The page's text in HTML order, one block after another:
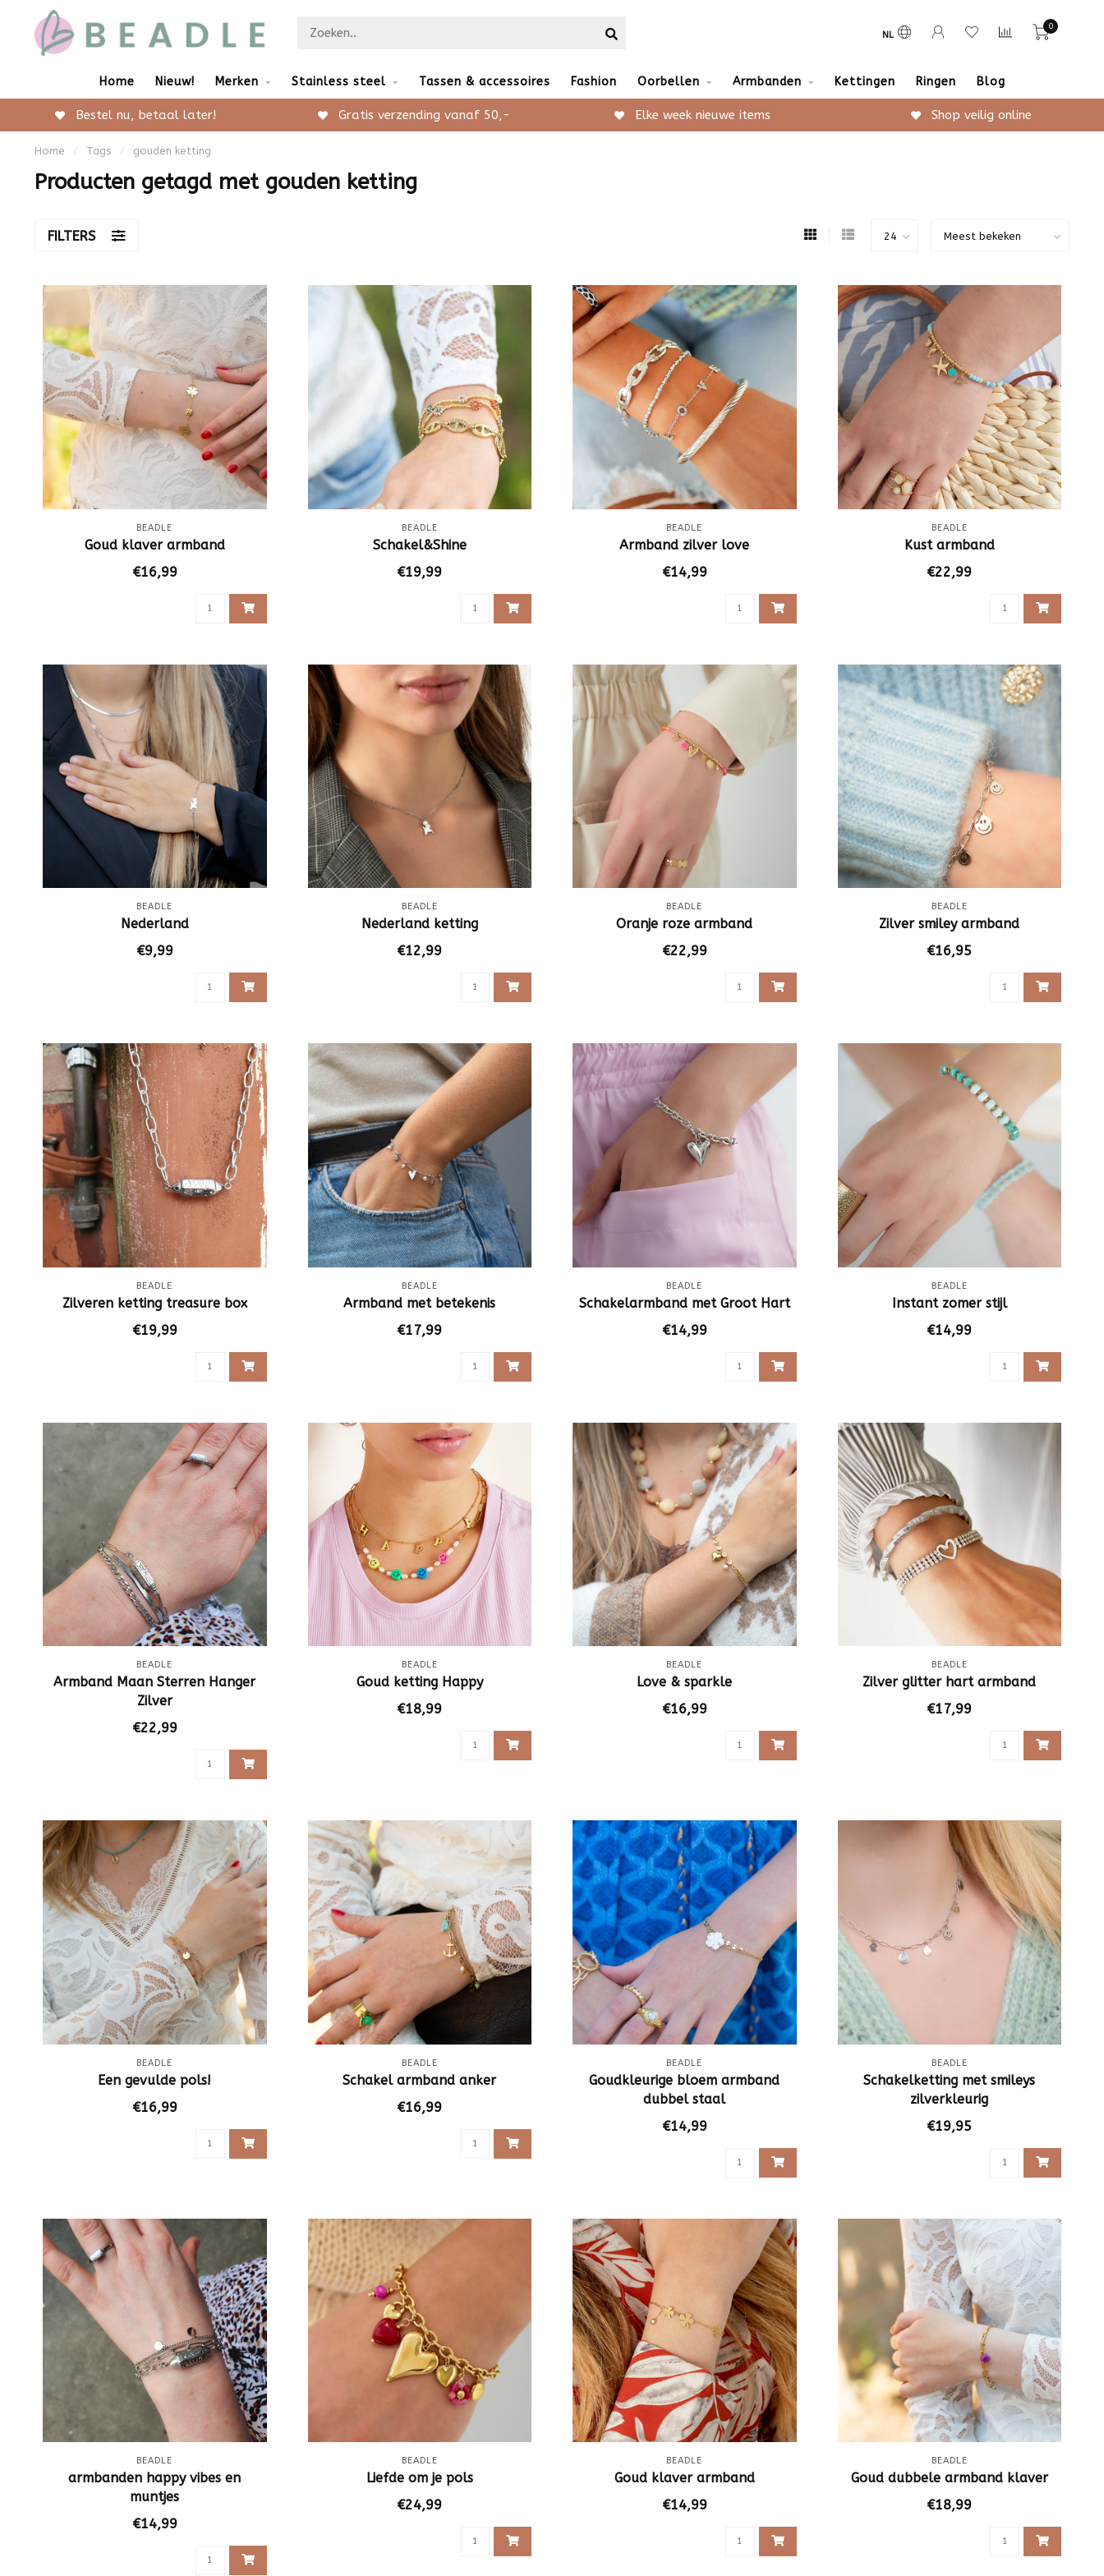
NL
0
Home Nieuw! Merken Stainless steel Tassen & accessoires Fashion Oorbellen Armbanden Kettingen Ringen Blog
Bestel nu, betaal later! Gratis verzending vanaf 50,- Elke week nieuwe items Shop veilig online
Home / Tags / gouden ketting
Producten getagd met gouden ketting
FILTERS
BEADLE
Goud klaver armband
€16,99
BEADLE
Schakel&Shine
€19,99
BEADLE
Armband zilver love
€14,99
BEADLE
Kust armband
€22,99
BEADLE
Nederland
€9,99
BEADLE
Nederland ketting
€12,99
BEADLE
Oranje roze armband
€22,99
BEADLE
Zilver smiley armband
€16,95
BEADLE
Zilveren ketting treasure box
€19,99
BEADLE
Armband met betekenis
€17,99
BEADLE
Schakelarmband met Groot Hart
€14,99
BEADLE
Instant zomer stijl
€14,99
BEADLE
Armband Maan Sterren Hanger
Zilver
€22,99
BEADLE
Goud ketting Happy
€18,99
BEADLE
Love & sparkle
€16,99
BEADLE
Zilver glitter hart armband
€17,99
BEADLE
Een gevulde pols!
€16,99
BEADLE
Schakel armband anker
€16,99
BEADLE
Goudkleurige bloem armband
dubbel staal
€14,99
BEADLE
Schakelketting met smileys
zilverkleurig
€19,95
BEADLE
armbanden happy vibes en
muntjes
€14,99
BEADLE
Liefde om je pols
€24,99
BEADLE
Goud klaver armband
€14,99
BEADLE
Goud dubbele armband klaver
€18,99